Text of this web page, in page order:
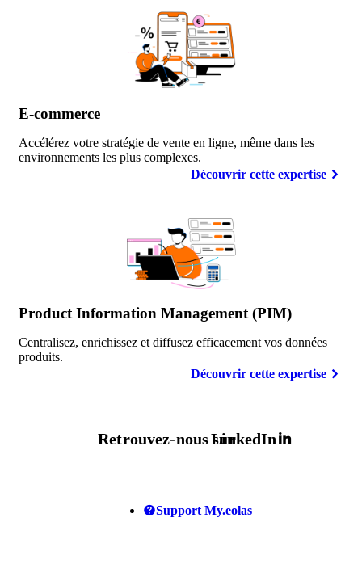
E-commerce
Accélérez votre stratégie de vente en ligne, même dans les
environnements les plus complexes.
Découvrir cette expertise
Product Information Management (PIM)
Centralisez, enrichissez et diffusez efficacement vos données
produits.
Découvrir cette expertise
Retrouvez-nous surLinkedIn
Support My.eolas